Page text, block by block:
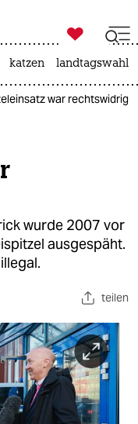

taz zahl ich
katzen landtagswahl
war rechtswidrig
wurde 2007 vor
ausgespäht.
teilen